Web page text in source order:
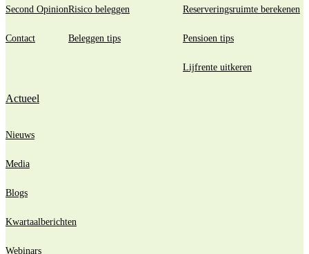
Second Opinion
Contact
Risico beleggen
Beleggen tips
Reserveringsruimte berekenen
Pensioen tips
Lijfrente uitkeren
Actueel
Nieuws
Media
Blogs
Kwartaalberichten
Webinars